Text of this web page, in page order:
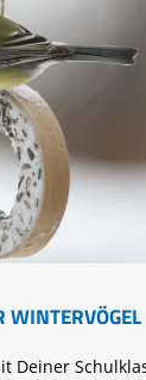
WINTERVÖGEL
Deiner